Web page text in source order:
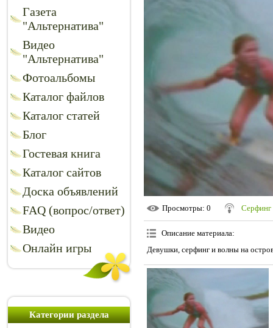
Газета
"Альтернатива"
Видео
"Альтернатива"
Фотоальбомы
Каталог файлов
Каталог статей
Блог
Гостевая книга
Каталог сайтов
Доска объявлений
FAQ (вопрос/ответ)
Видео
Онлайн игры
Категории раздела
Просмотры: 0 Серфинг
Описание материала:
Девушки, серфинг и волны на